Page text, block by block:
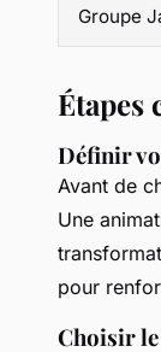
Groupe
Étapes
Définir
Avant de
Une
pour
Choisir